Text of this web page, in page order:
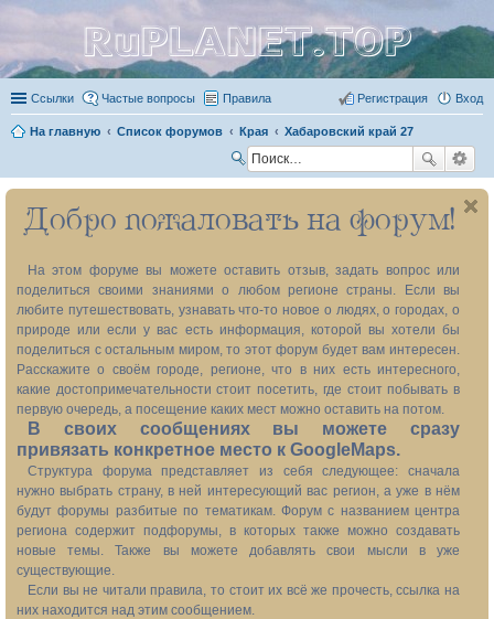
RuPLANET.TOP
Ссылки Частые вопросы Правила Вход
Регистрация
На главную Список форумов Края Хабаровский край 27
ск
Добро пожаловать на форум!
На этом форуме вы можете оставить отзыв, задать вопрос или
поделиться своими знаниями о любом регионе страны. Если вы
любите путешествовать, узнавать что-то новое о людях, о городах, о
природе или если у вас есть информация, которой вы хотели бы
поделиться с остальным миром, то этот форум будет вам интересен.
Расскажите о своём городе, регионе, что в них есть интересного,
какие достопримечательности стоит посетить, где стоит побывать в
первую очередь, а посещение каких мест можно оставить на потом.
В своих сообщениях вы можете сразу
привязать конкретное место к GoogleMaps.
Структура форума представляет из себя следующее: сначала
нужно выбрать страну, в ней интересующий вас регион, а уже в нём
будут форумы разбитые по тематикам. Форум с названием центра
региона содержит подфорумы, в которых также можно создавать
новые темы. Также вы можете добавлять свои мысли в уже
существующие.
Если вы не читали правила, то стоит их всё же прочесть, ссылка на
них находится над этим сообщением.